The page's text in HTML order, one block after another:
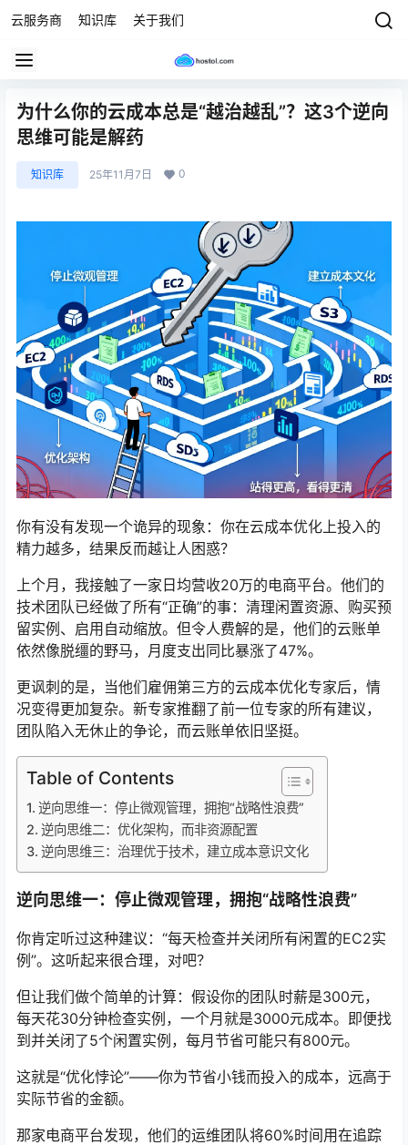
云服务商 知识库 关于我们
为什么你的云成本总是“越治越乱”？这3个逆向
思维可能是解药
知识库 25年11月7日 0
你有没有发现一个诡异的现象：你在云成本优化上投入的
精力越多，结果反而越让人困惑？
上个月，我接触了一家日均营收20万的电商平台。他们的
技术团队已经做了所有“正确”的事：清理闲置资源、购买预
留实例、启用自动缩放。但令人费解的是，他们的云账单
依然像脱缰的野马，月度支出同比暴涨了47%。
更讽刺的是，当他们雇佣第三方的云成本优化专家后，情
况变得更加复杂。新专家推翻了前一位专家的所有建议，
团队陷入无休止的争论，而云账单依旧坚挺。
Table of Contents
逆向思维一：停止微观管理，拥抱“战略性浪费”
逆向思维二：优化架构，而非资源配置
逆向思维三：治理优于技术，建立成本意识文化
逆向思维一：停止微观管理，拥抱“战略性浪费”
你肯定听过这种建议：“每天检查并关闭所有闲置的EC2实
例”。这听起来很合理，对吧？
但让我们做个简单的计算：假设你的团队时薪是300元，
每天花30分钟检查实例，一个月就是3000元成本。即便找
到并关闭了5个闲置实例，每月节省可能只有800元。
这就是“优化悖论”——你为节省小钱而投入的成本，远高于
实际节省的金额。
那家电商平台发现，他们的运维团队将60%时间用在追踪